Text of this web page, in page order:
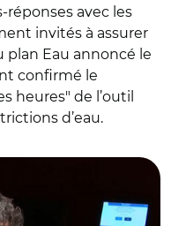
avec les
invités à assurer
plan Eau annoncé le
confirmé le
heures" de l’outil
d’eau.
Christophe Béchu